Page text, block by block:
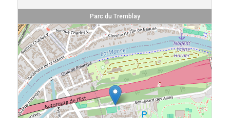
Parc du Tremblay